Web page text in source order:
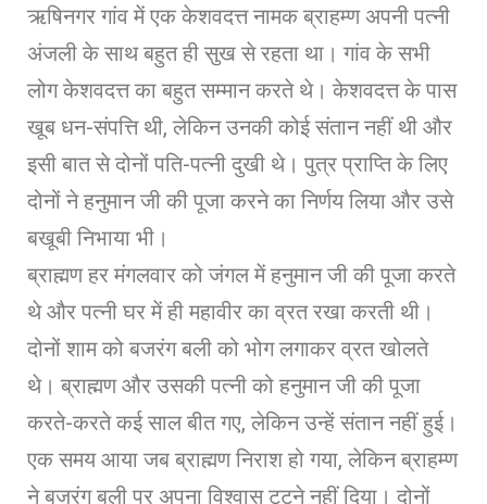
ऋषिनगर गांव में एक केशवदत्त नामक ब्राहम्ण अपनी पत्नी
अंजली के साथ बहुत ही सुख से रहता था। गांव के सभी
लोग केशवदत्त का बहुत सम्मान करते थे। केशवदत्त के पास
खूब धन-संपत्ति थी, लेकिन उनकी कोई संतान नहीं थी और
इसी बात से दोनों पति-पत्नी दुखी थे। पुत्र प्राप्ति के लिए
दोनों ने हनुमान जी की पूजा करने का निर्णय लिया और उसे
बखूबी निभाया भी।
ब्राह्मण हर मंगलवार को जंगल में हनुमान जी की पूजा करते
थे और पत्नी घर में ही महावीर का व्रत रखा करती थी।
दोनों शाम को बजरंग बली को भोग लगाकर व्रत खोलते
थे। ब्राह्मण और उसकी पत्नी को हनुमान जी की पूजा
करते-करते कई साल बीत गए, लेकिन उन्हें संतान नहीं हुई।
एक समय आया जब ब्राह्मण निराश हो गया, लेकिन ब्राहम्ण
ने बजरंग बली पर अपना विश्वास टूटने नहीं दिया। दोनों